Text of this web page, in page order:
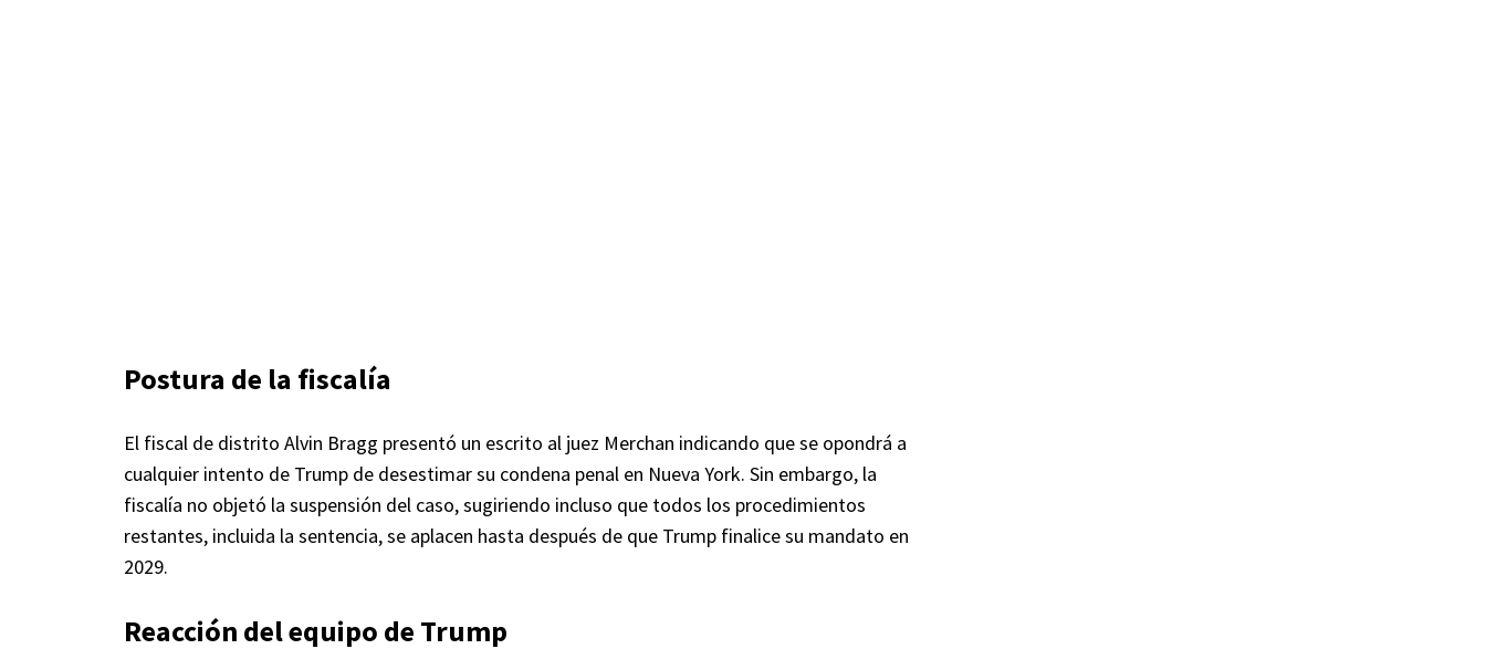
Postura de la fiscalía
El fiscal de distrito Alvin Bragg presentó un escrito al juez Merchan indicando que se opondrá a
cualquier intento de Trump de desestimar su condena penal en Nueva York. Sin embargo, la
fiscalía no objetó la suspensión del caso, sugiriendo incluso que todos los procedimientos
restantes, incluida la sentencia, se aplacen hasta después de que Trump finalice su mandato en
2029.
Reacción del equipo de Trump